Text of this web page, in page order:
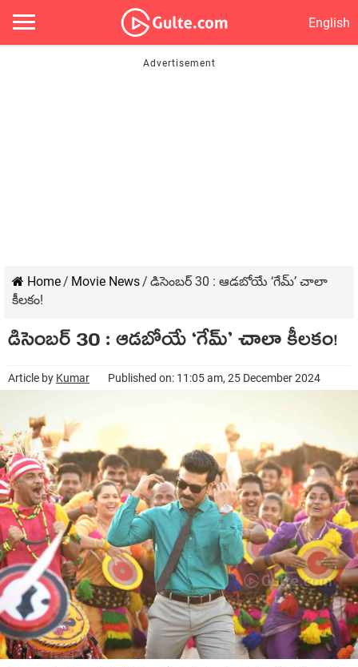
English
Home/ Movie News/ డిసెంబర్ 30 : ఆడబోయే ‘గేమ్’ చాలా
కీలకం!
డిసెంబర్ 30 : ఆడబోయే ‘గేమ్’ చాలా కీలకం!
Article by Kumar Published on: 11:05 am, 25 December 2024